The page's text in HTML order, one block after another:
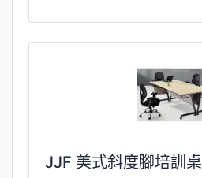
JJF 美式斜度腳培訓